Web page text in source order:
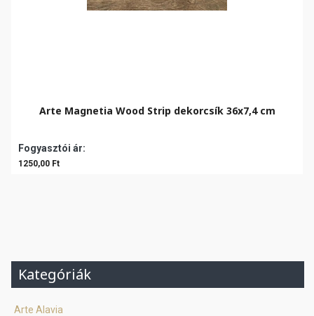
Arte Magnetia Wood Strip dekorcsík 36x7,4 cm
Fogyasztói ár:
1250,00 Ft
Kategóriák
Arte Alavia